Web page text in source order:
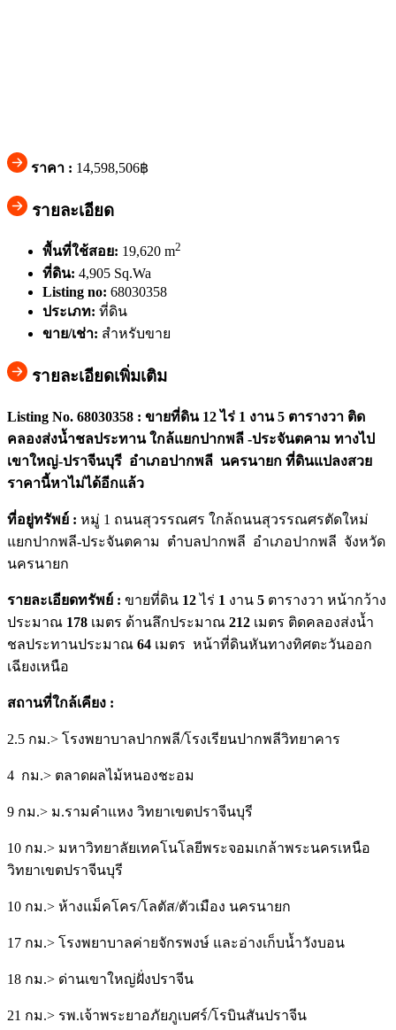
ราคา : 14,598,506฿
รายละเอียด
พื้นที่ใช้สอย: 19,620 m2
ที่ดิน: 4,905 Sq.Wa
Listing no: 68030358
ประเภท: ที่ดิน
ขาย/เช่า: สำหรับขาย
รายละเอียดเพิ่มเติม
Listing No. 68030358 : ขายที่ดิน 12 ไร่ 1 งาน 5 ตารางวา ติด
คลองส่งน้ำชลประทานใกล้แยกปากพลี -ประจันตคาม ทางไป
เขาใหญ่-ปราจีนบุรี อำเภอปากพลี นครนายก ที่ดินแปลงสวย
ราคานี้หาไม่ได้อีกแล้ว
ที่อยู่ทรัพย์ : หมู่ 1 ถนนสุวรรณศร ใกล้ถนนสุวรรณศรตัดใหม่
แยกปากพลี-ประจันตคาม ตำบลปากพลี อำเภอปากพลี จังหวัด
นครนายก
รายละเอียดทรัพย์ : ขายที่ดิน 12ไร่ 1 งาน 5 ตารางวา หน้ากว้าง
ประมาณ 178 เมตร ด้านลึกประมาณ 212 เมตร ติดคลองส่งน้ำ
ชลประทานประมาณ 64 เมตร หน้าที่ดินหันทางทิศตะวันออก
เฉียงเหนือ
สถานที่ใกล้เคียง :
2.5 กม.> โรงพยาบาลปากพลี/โรงเรียนปากพลีวิทยาคาร
4 กม.> ตลาดผลไม้หนองชะอม
9 กม.> ม.รามคำแหง วิทยาเขตปราจีนบุรี
10 กม.> มหาวิทยาลัยเทคโนโลยีพระจอมเกล้าพระนครเหนือ
วิทยาเขตปราจีนบุรี
10 กม.> ห้างแม็คโคร/โลตัส/ตัวเมือง นครนายก
17 กม.> โรงพยาบาลค่ายจักรพงษ์ และอ่างเก็บน้ำวังบอน
18 กม.> ด่านเขาใหญ่ฝั่งปราจีน
21 กม.> รพ.เจ้าพระยาอภัยภูเบศร์/โรบินสันปราจีน